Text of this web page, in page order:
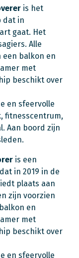
is het
dat in
gaat. Het
Alle
een balkon en
met
beschikt over
en sfeervolle
fitnesscentrum,
Aan boord zijn
is een
in 2019 in de
plaats aan
zijn voorzien
en
met
beschikt over
en sfeervolle